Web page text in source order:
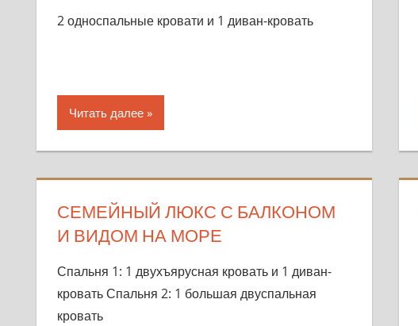
2 односпальные кровати и 1 диван-кровать
Читать далее
СЕМЕЙНЫЙ ЛЮКС С БАЛКОНОМ
И ВИДОМ НА МОРЕ
Спальня 1: 1 двухъярусная кровать и 1 диван-
кровать Спальня 2: 1 большая двуспальная
кровать